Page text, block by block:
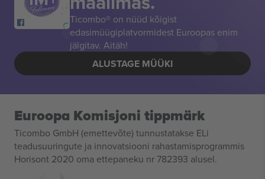
Ticombo® on nüüd kõigist
edasimüügiplatvormidest Euroopas enim
jälgitav. Aitäh!
ALUSTAGE MÜÜKI
Euroopa Komisjoni tippmärk
Ticombo GmbH (emettevõte) tunnustatakse ELi
teadusuuringute ja innovatsiooni rahastamisprogrammis
Horisont 2020 oma ettepaneku nr 782393 alusel.